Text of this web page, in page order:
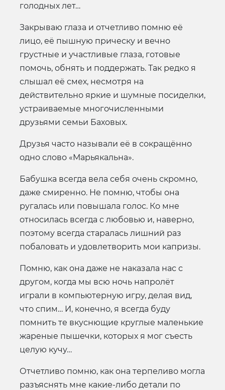
голодных лет…
Закрываю глаза и отчетливо помню её
лицо, её пышную прическу и вечно
грустные и участливые глаза, готовые
помочь, обнять и поддержать. Так редко я
слышал её смех, несмотря на
действительно яркие и шумные посиделки,
устраиваемые многочисленными
друзьями семьи Баховых.
Друзья часто называли её в сокращённо
одно слово «Марьякальна».
Бабушка всегда вела себя очень скромно,
даже смиренно. Не помню, чтобы она
ругалась или повышала голос. Ко мне
относилась всегда с любовью и, наверно,
поэтому всегда старалась лишний раз
побаловать и удовлетворить мои капризы.
Помню, как она даже не наказала нас с
другом, когда мы всю ночь напролёт
играли в компьютерную игру, делая вид,
что спим… И, конечно, я всегда буду
помнить те вкуснющие круглые маленькие
жареные пышечки, которых я мог съесть
целую кучу…
Отчетливо помню, как она терпеливо могла
разъяснять мне какие-либо детали по